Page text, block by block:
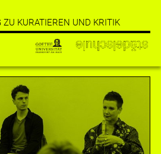
KURATIEREN UND KRITIK